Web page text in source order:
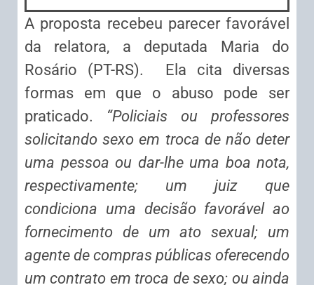
A proposta recebeu parecer favorável
da relatora, a deputada Maria do
Rosário (PT-RS). Ela cita diversas
formas em que o abuso pode ser
praticado. “Policiais ou professores
solicitando sexo em troca de não deter
uma pessoa ou dar-lhe uma boa nota,
respectivamente; um juiz que
condiciona uma decisão favorável ao
fornecimento de um ato sexual; um
agente de compras públicas oferecendo
um contrato em troca de sexo; ou ainda